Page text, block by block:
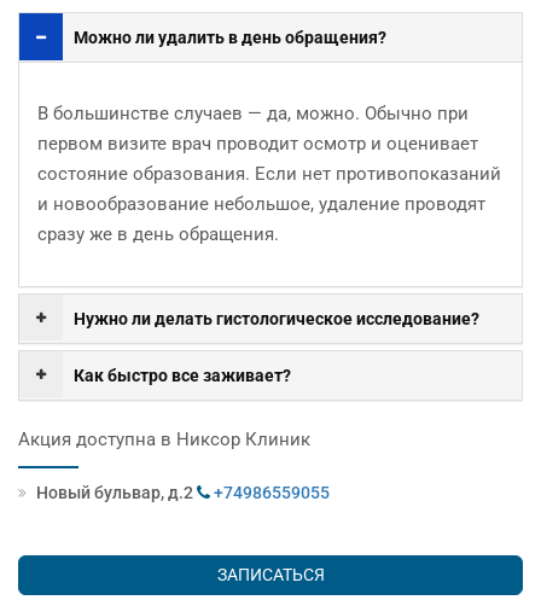
Можно ли удалить в день обращения?
В большинстве случаев — да, можно. Обычно при
первом визите врач проводит осмотр и оценивает
состояние образования. Если нет противопоказаний
и новообразование небольшое, удаление проводят
сразу же в день обращения.
Нужно ли делать гистологическое исследование?
Как быстро все заживает?
Акция доступна в Никсор Клиник
Новый бульвар, д.2 +74986559055
ЗАПИСАТЬСЯ